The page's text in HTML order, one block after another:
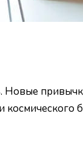
Новые
космического